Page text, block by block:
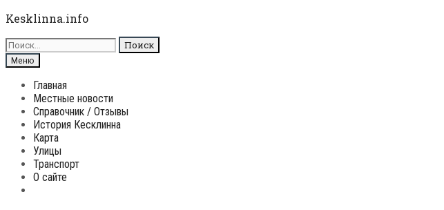
Перейти
содержимому
Kesklinna.info
Поиск
для:
Поиск
Меню
Главная
Местные новости
Справочник / Отзывы
История Кесклинна
Карта
Улицы
Транспорт
О сайте